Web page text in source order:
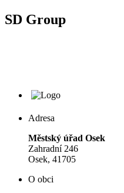
SD Group
Adresa
Městský úřad Osek
Zahradní 246
Osek, 41705
O obci